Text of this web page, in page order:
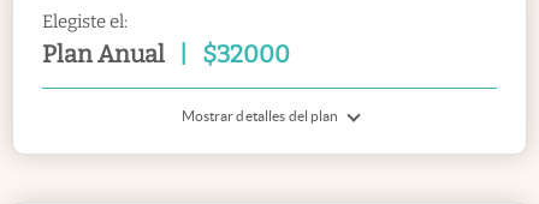
Elegiste el:
Plan Anual $32000
Mostrar detalles del plan